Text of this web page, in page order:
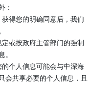
：
得您的明确同意后，我们
或按政府主管部门的强制
。
个人信息可能会与中深海
会共享必要的个人信息，且